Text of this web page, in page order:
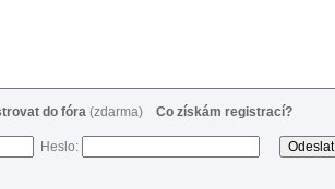
do fóra (zdarma) Co získám registrací?
Heslo: